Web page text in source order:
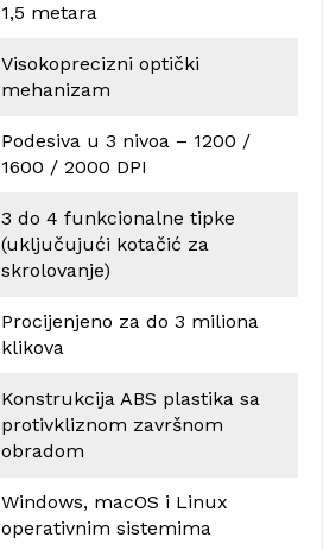
1,5 metara
Visokoprecizni optički
mehanizam
Podesiva u 3 nivoa – 1200 /
1600 / 2000 DPI
3 do 4 funkcionalne tipke
(uključujući kotačić za
skrolovanje)
Procijenjeno za do 3 miliona
klikova
Konstrukcija ABS plastika sa
protivkliznom završnom
obradom
Windows, macOS i Linux
operativnim sistemima